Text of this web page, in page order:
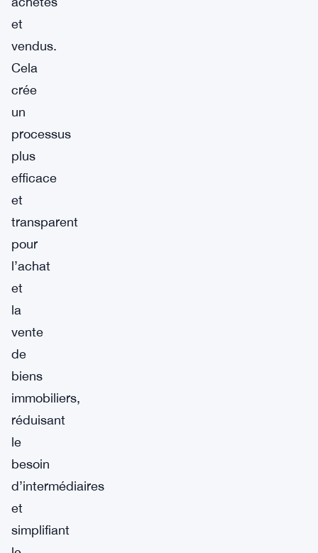
et
vendus.
Cela
crée
un
processus
plus
efficace
et
transparent
pour
l’achat
et
la
vente
de
biens
immobiliers,
réduisant
le
besoin
d’intermédiaires
et
simplifiant